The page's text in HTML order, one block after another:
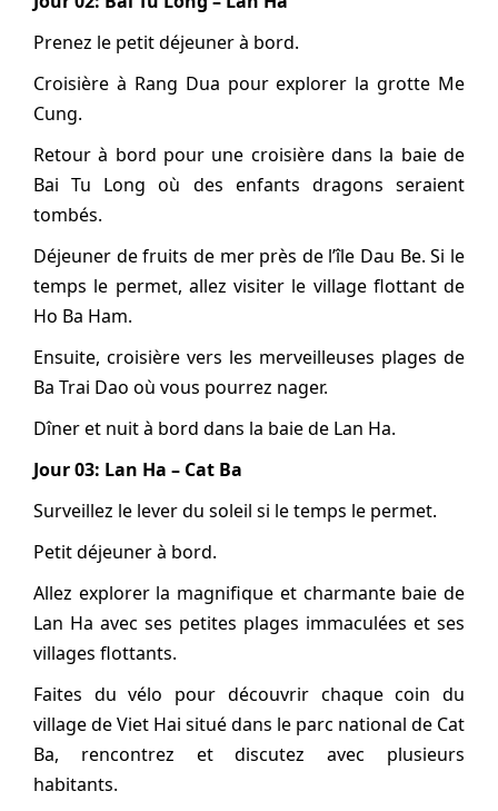
Prenez le petit déjeuner à bord.
Croisière à Rang Dua pour explorer la grotte Me
Cung.
Retour à bord pour une croisière dans la baie de
Bai Tu Long où des enfants dragons seraient
tombés.
Déjeuner de fruits de mer près de l’île Dau Be. Si le
temps le permet, allez visiter le village flottant de
Ho Ba Ham.
Ensuite, croisière vers les merveilleuses plages de
Ba Trai Dao où vous pourrez nager.
Dîner et nuit à bord dans la baie de Lan Ha.
Jour 03: Lan Ha – Cat Ba
Surveillez le lever du soleil si le temps le permet.
Petit déjeuner à bord.
Allez explorer la magnifique et charmante baie de
Lan Ha avec ses petites plages immaculées et ses
villages flottants.
Faites du vélo pour découvrir chaque coin du
village de Viet Hai situé dans le parc national de Cat
Ba, rencontrez et discutez avec plusieurs
habitants.